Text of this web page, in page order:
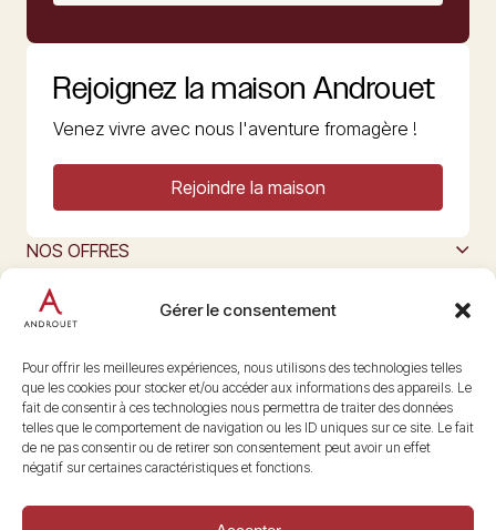
Gérer le consentement
Pour offrir les meilleures expériences, nous utilisons des technologies telles
que les cookies pour stocker et/ou accéder aux informations des appareils. Le
fait de consentir à ces technologies nous permettra de traiter des données
telles que le comportement de navigation ou les ID uniques sur ce site. Le fait
de ne pas consentir ou de retirer son consentement peut avoir un effet
négatif sur certaines caractéristiques et fonctions.
Rejoignez la maison Androuet
Venez vivre avec nous l'aventure fromagère !
Rejoindre la maison
NOS OFFRES
L’ART DU FROMAGE
Nous suivre
@maisonandrouet
Copyright © 2026 Androuet
Site parMake the Grade